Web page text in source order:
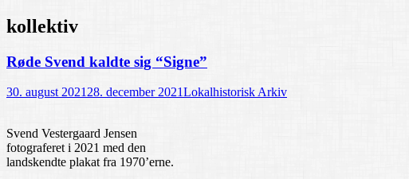
kollektiv
Røde Svend kaldte sig “Signe”
30. august 202128. december 2021Lokalhistorisk Arkiv
Svend Vestergaard Jensen
fotograferet i 2021 med den
landskendte plakat fra 1970’erne.